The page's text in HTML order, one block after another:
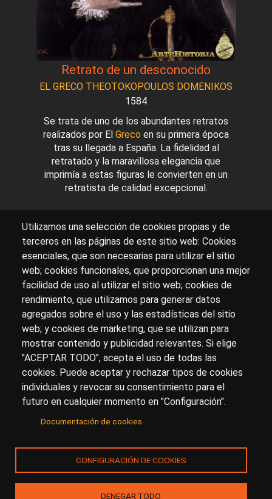
Retrato de un desconocido
EL GRECO THEOTOKOPOULOS DOMENIKOS
1584
Se trata de uno de los abundantes retratos
realizados por El Greco en su primera época
tras su llegada a España. La fidelidad al
retratado y la maravillosa elegancia que
imprimía a estas figuras le convierten en un
retratista de calidad excepcional.
Sobre artehistoria.com
Para ponerte en contacto con nosotros, escríbenos en
el formulario decontacto
Accesibilidad
Aviso Legal Privacidad
Utilizamos una selección de cookies propias y de
terceros en las páginas de este sitio web: Cookies
esenciales, que son necesarias para utilizar el sitio
web; cookies funcionales, que proporcionan una mejor
facilidad de uso al utilizar el sitio web; cookies de
rendimiento, que utilizamos para generar datos
agregados sobre el uso y las estadísticas del sitio
web; y cookies de marketing, que se utilizan para
mostrar contenido y publicidad relevantes. Si elige
"ACEPTAR TODO", acepta el uso de todas las
cookies. Puede aceptar y rechazar tipos de cookies
individuales y revocar su consentimiento para el
futuro en cualquier momento en "Configuración".
Documentación de cookies
CONFIGURACIÓN DE COOKIES
DENEGAR TODO
© Copyright 2017.arteHistoria&Toools, S.Lo sus
licenciantes son los propietarios de todos los derechos
de propiedad intelectual e industrial de:
(a) este sitio web publicado bajo el dominio
(b) todo el material publicado en artehistoria.com
(incluyendo, sin limitación, textos, imágenes, fotografías,
dibujos, música, marcas o logotipos, estructura y diseño
de la composición de cada una de las páginas